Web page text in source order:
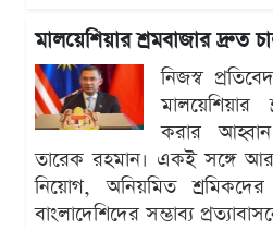
মালয়েশিয়ার শ্রমবাজার দ্রুত
নিজস্ব
করার আহ্বান
তারেক রহমান। একই সঙ্গে
নিয়োগ, অনিয়মিত
বাংলাদেশিদের সম্ভাব্য